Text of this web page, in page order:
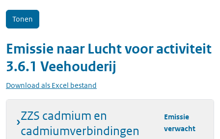
Emissie naar Luchtvooractiviteit
3.6.1 Veehouderij
Download als Excel bestand
ZZS cadmium en
cadmiumverbindingen
Emissie
verwacht